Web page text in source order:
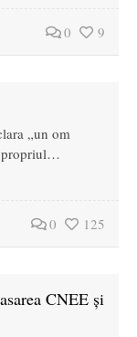
0 9
„un om
propriul…
0 125
CNEE și